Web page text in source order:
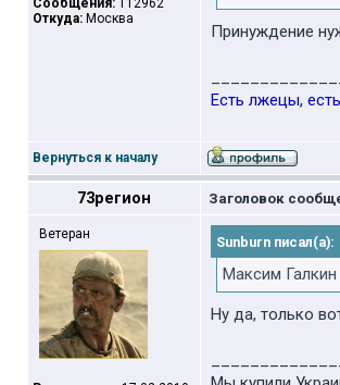
Сообщения: 112962
Откуда: Москва
Принуждение
Есть лжецы,
Вернуться к началу
73регион Заголовок
Ветеран Sunburn писал(а):
Максим Галкин
Ну да, только